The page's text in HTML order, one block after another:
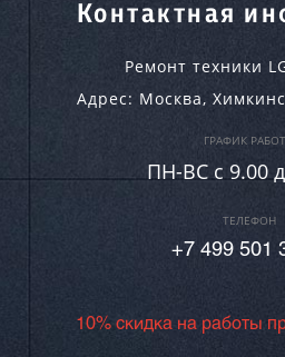
Контактная
Ремонт техники
Адрес: Москва,
ГРАФИК
ПН-ВC c 9.00
ТЕЛЕФОН
+7 499 501
10% скидка на работы